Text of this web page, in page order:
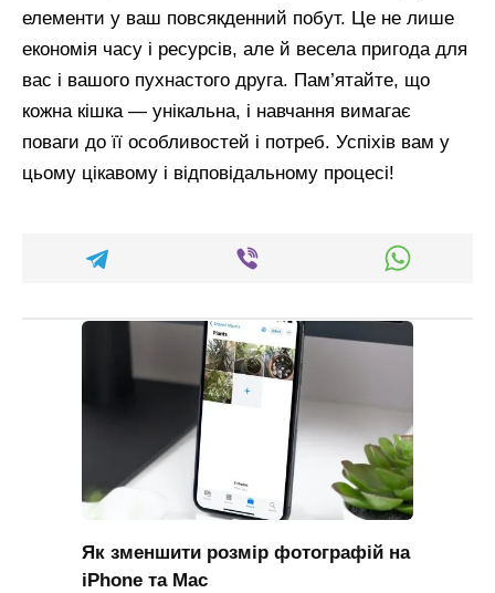
елементи у ваш повсякденний побут. Це не лише
економія часу і ресурсів, але й весела пригода для
вас і вашого пухнастого друга. Пам’ятайте, що
кожна кішка — унікальна, і навчання вимагає
поваги до її особливостей і потреб. Успіхів вам у
цьому цікавому і відповідальному процесі!
Як зменшити розмір фотографій на
iPhone та Mac